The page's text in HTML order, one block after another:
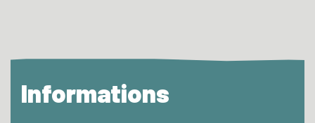
Informations